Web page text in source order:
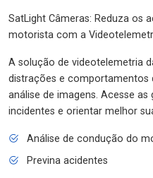
SatLight Câmeras: Reduza os
motorista com a
A solução de videotelemetria
distrações e comportamentos
análise de imagens. Acesse
incidentes e orientar melhor
Análise de condução do
Previna acidentes